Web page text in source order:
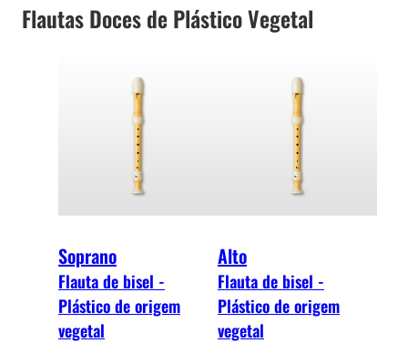
Flautas Doces de Plástico Vegetal
Soprano
Flauta de bisel -
Plástico de origem
vegetal
Alto
Flauta de bisel -
Plástico de origem
vegetal